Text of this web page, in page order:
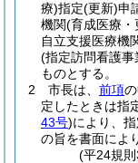
療)指定(更新)申
機関(育成医療・
自立支援医療機
(指定訪問看護事
ものとする。
2
市長は、 前項
定したときは指
43号)により、
の旨を書面によ
(平24規